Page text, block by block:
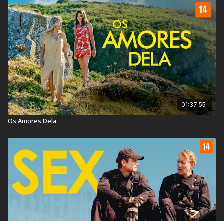
Festival de Berlim.
Classificação Indicativa:14 Anos
Contém:Drogas Lícitas, Linguagem Imprópria, Temas
Sensíveis
Título Original:Drømmer
Duração:110 min
Ano de Lançamento:2024
País:Noruega
01:37:55
Os Amores Dela